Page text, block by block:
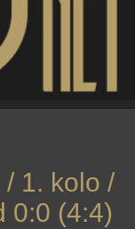
1. kolo /
0:0 (4:4)